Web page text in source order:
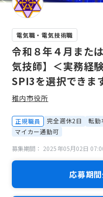
電気職・電気技術職
令和８年４月また
気技師】＜実務経
SPI3を選択できま
稚内市役所
正規職員 完全週休2日 転勤
マイカー通勤可
募集期間： 2025年05月02日
応募期